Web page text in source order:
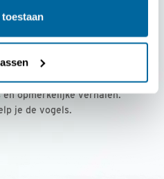
voor € 36,00 per jaar
onze leden, met
opmerkelijke verhalen.
je de vogels.